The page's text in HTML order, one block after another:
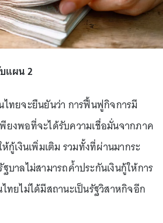
แผน 2
ไทยจะยืนยันว่า การฟื้นฟูกิจการมี
ยงพอที่จะได้รับความเชื่อมั่นจากภาค
ห้กู้เงินเพิ่มเติม รวมทั้งที่ผ่านมากระ
บาลไม่สามารถค้ำประกันเงินกู้ให้การ
ทยไม่ได้มีสถานะเป็นรัฐวิสาหกิจอีก